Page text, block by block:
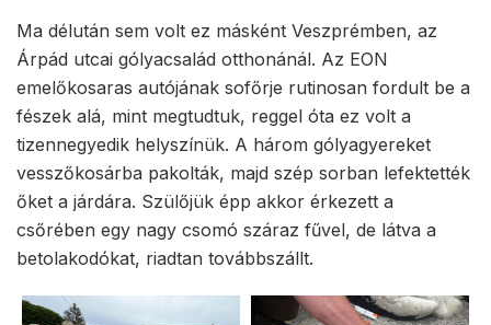
Ma délután sem volt ez másként Veszprémben, az
Árpád utcai gólyacsalád otthonánál. Az EON
emelőkosaras autójának sofőrje rutinosan fordult be a
fészek alá, mint megtudtuk, reggel óta ez volt a
tizennegyedik helyszínük. A három gólyagyereket
vesszőkosárba pakolták, majd szép sorban lefektették
őket a járdára. Szülőjük épp akkor érkezett a
csőrében egy nagy csomó száraz fűvel, de látva a
betolakodókat, riadtan továbbszállt.